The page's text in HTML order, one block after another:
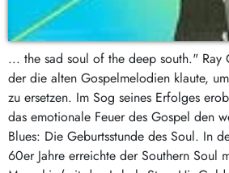
... the sad soul of the deep south." Ray
der die alten Gospelmelodien klaute,
zu ersetzen. Im Sog seines Erfolges
das emotionale Feuer des Gospel den
Blues: Die Geburtsstunde des Soul. In
60er Jahre erreichte der Southern Soul